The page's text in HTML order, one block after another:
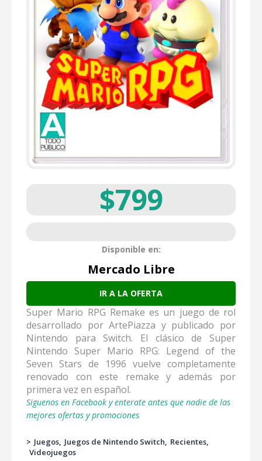
$799
Disponible en:
Mercado Libre
IR A LA OFERTA
Super Mario RPG Remake es un juego de rol
desarrollado por ArtePiazza y publicado por
Nintendo para Switch. El clásico de Super
Nintendo Super Mario RPG: Legend of the
Seven Stars de 1996 vuelve completamente
renovado con este remake y además por
primera vez en español.
Siguenos en Facebook y enterate antes que nadie de las
mejores ofertas y promociones
> Juegos Juegos de Nintendo Switch
Recientes
Videojuegos